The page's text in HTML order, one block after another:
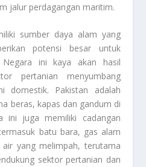
jalur perdagangan maritim.
sumber daya alam yang
potensi besar untuk
Negara ini kaya akan hasil
pertanian menyumbang
domestik. Pakistan adalah
beras, kapas dan gandum di
ini juga memiliki cadangan
batu bara, gas alam
air yang melimpah, terutama
sektor pertanian dan